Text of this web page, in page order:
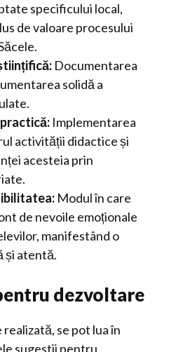
specificului local,
de valoare procesului
Documentarea
solidă a
Implementarea
activității didactice și
acesteia prin
Modul în care
de nevoile emoționale
manifestând o
și atentă.
dezvoltare
se pot lua în
sugestii pentru